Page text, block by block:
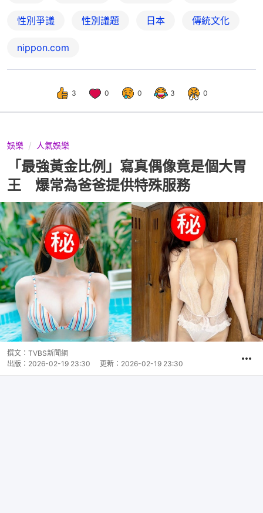
性別爭議 性別議題 日本 傳統文化
nippon.com
3 0 0 3 0
娛樂 人氣娛樂
「最強黃金比例」寫真偶像竟是個大胃
王 爆常為爸爸提供特殊服務
撰文： TVBS新聞網
出版： 2026-02-19 23:30 更新： 2026-02-19 23:30